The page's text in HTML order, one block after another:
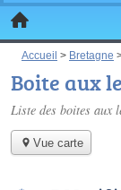
Accueil > Bretagne
Boite aux
Liste des boites aux
Vue carte